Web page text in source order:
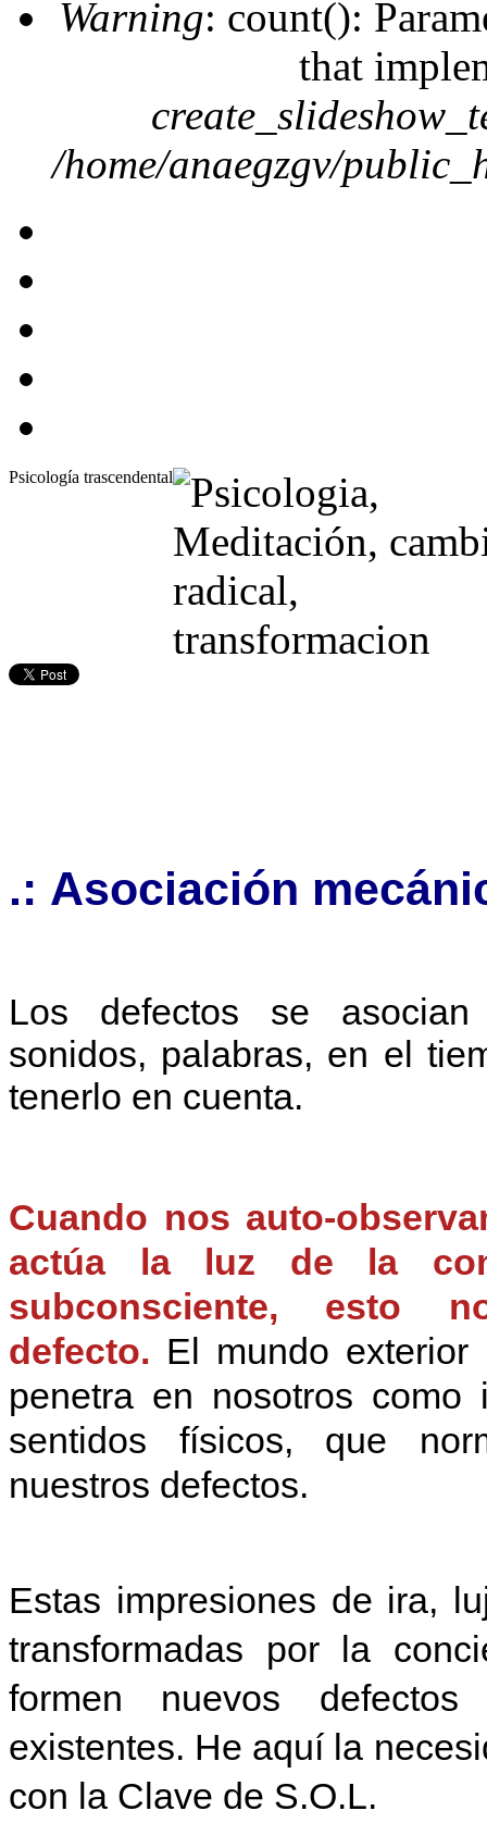
Warning: count():
that
/home/anaegzgv/
Psicología trascendental
.: Asociación
Los defectos se asocian
sonidos, palabras, en el
tenerlo en cuenta.
Cuando nos auto-
actúa la luz de la
subconsciente, esto
defecto. El mundo exterior
penetra en nosotros como
sentidos físicos, que
nuestros defectos.
Estas impresiones de ira,
transformadas por la
formen nuevos
existentes. He aquí la
con la Clave de S.O.L.